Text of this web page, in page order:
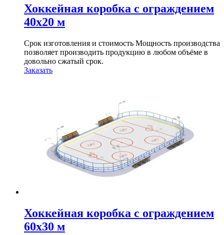
Хоккейная коробка с ограждением
40х20 м
Срок изготовления и стоимость Мощность производства
позволяет производить продукцию в любом объёме в
довольно сжатый срок.
Заказать
Хоккейная коробка с ограждением
60х30 м